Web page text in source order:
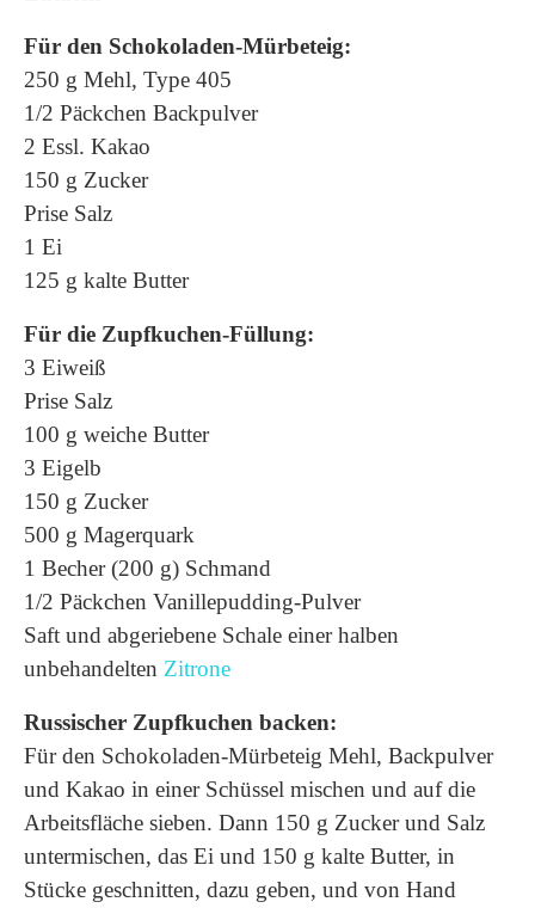
Für den Schokoladen-Mürbeteig:
250 g Mehl, Type 405
1/2 Päckchen Backpulver
2 Essl. Kakao
150 g Zucker
Prise Salz
1 Ei
125 g kalte Butter
Für die Zupfkuchen-Füllung:
3 Eiweiß
Prise Salz
100 g weiche Butter
3 Eigelb
150 g Zucker
500 g Magerquark
1 Becher (200 g) Schmand
1/2 Päckchen Vanillepudding-Pulver
Saft und abgeriebene Schale einer halben
unbehandelten Zitrone
Russischer Zupfkuchen backen:
Für den Schokoladen-Mürbeteig Mehl, Backpulver
und Kakao in einer Schüssel mischen und auf die
Arbeitsfläche sieben. Dann 150 g Zucker und Salz
untermischen, das Ei und 150 g kalte Butter, in
Stücke geschnitten, dazu geben, und von Hand